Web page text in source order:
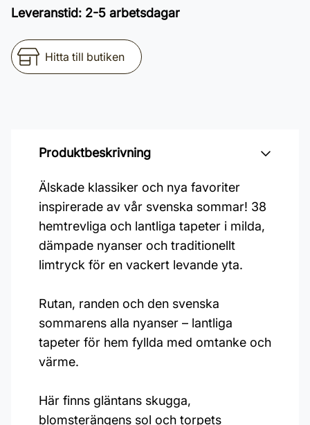
Leveranstid: 2-5 arbetsdagar
Hitta till butiken
Produktbeskrivning
Älskade klassiker och nya favoriter
inspirerade av vår svenska sommar! 38
hemtrevliga och lantliga tapeter i milda,
dämpade nyanser och traditionellt
limtryck för en vackert levande yta.
Rutan, randen och den svenska
sommarens alla nyanser – lantliga
tapeter för hem fyllda med omtanke och
värme.
Här finns gläntans skugga,
blomsterängens sol och torpets